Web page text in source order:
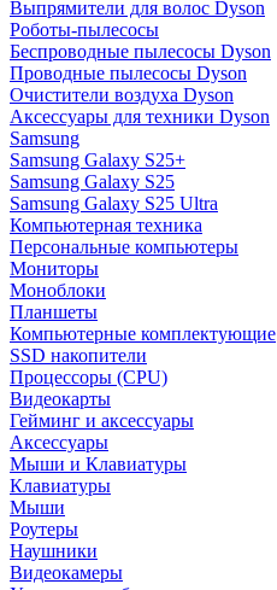
Выпрямители для волос Dyson
Роботы-пылесосы
Беспроводные пылесосы Dyson
Проводные пылесосы Dyson
Очистители воздуха Dyson
Аксессуары для техники Dyson
Samsung
Samsung Galaxy S25+
Samsung Galaxy S25
Samsung Galaxy S25 Ultra
Компьютерная техника
Персональные компьютеры
Мониторы
Моноблоки
Планшеты
Компьютерные комплектующие
SSD накопители
Процессоры (CPU)
Видеокарты
Гейминг и аксессуары
Аксессуары
Мыши и Клавиатуры
Клавиатуры
Мыши
Роутеры
Наушники
Видеокамеры